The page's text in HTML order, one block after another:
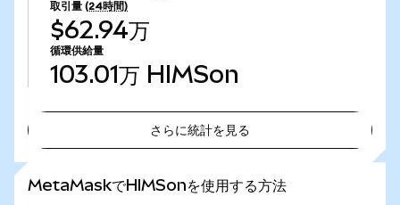
取引量 (24時間)
$62.94万
循環供給量
103.01万 HIMSon
さらに統計を見る
MetaMaskでHIMSonを使用する方法